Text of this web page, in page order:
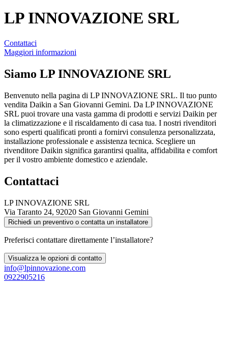
LP INNOVAZIONE SRL
Contattaci
Maggiori informazioni
Siamo LP INNOVAZIONE SRL
Benvenuto nella pagina di LP INNOVAZIONE SRL. Il tuo punto
vendita Daikin a San Giovanni Gemini. Da LP INNOVAZIONE
SRL puoi trovare una vasta gamma di prodotti e servizi Daikin per
la climatizzazione e il riscaldamento di casa tua. I nostri rivenditori
sono esperti qualificati pronti a fornirvi consulenza personalizzata,
installazione professionale e assistenza tecnica. Scegliere un
rivenditore Daikin significa garantirsi qualita, affidabilita e comfort
per il vostro ambiente domestico e aziendale.
Contattaci
LP INNOVAZIONE SRL
Via Taranto 24, 92020 San Giovanni Gemini
Richiedi un preventivo o contatta un installatore
Preferisci contattare direttamente l’installatore?
Visualizza le opzioni di contatto
info@lpinnovazione.com
0922905216